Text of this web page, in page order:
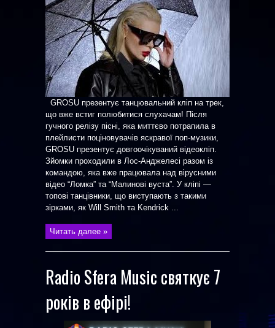
GROSU презентує танцювальний кліп на трек,
що вже встиг полюбитися слухачам! Після
гучного релізу пісні, яка миттєво потрапила в
плейлисти поціновувачів яскравої поп-музики,
GROSU презентує довгоочікуваний відеокліп.
Зйомки проходили в Лос-Анджелесі разом із
командою, яка вже працювала над вірусними
відео “Ломка” та “Малинові вуста”. У кліпі —
топові танцівники, що виступають з такими
зірками, як Will Smith та Kendrick ...
Читать далее »
Radio Sfera Music святкує 7
років в ефірі!